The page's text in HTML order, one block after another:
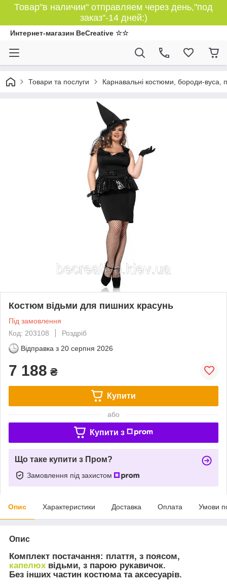
Товар"в наличии" отправляем через день,"под
заказ"-14 дней:)
Интернет-магазин BeCreative ☆☆
Товари та послуги Карнавальні костюми, бороди-вуса,
Костюм відьми для пишних красунь
Під замовлення
Код: 203108
Роздріб
Відправка з 20 серпня 2026
7 188 ₴
Купити
або
Купити з
Що таке купити з Пром?
Замовлення під захистом
Опис Характеристики Доставка Оплата Умови
Опис
Комплект постачання: плаття, з поясом,
капелюх відьми, з парою рукавичок.
Без інших частин костюма та аксесуарів.